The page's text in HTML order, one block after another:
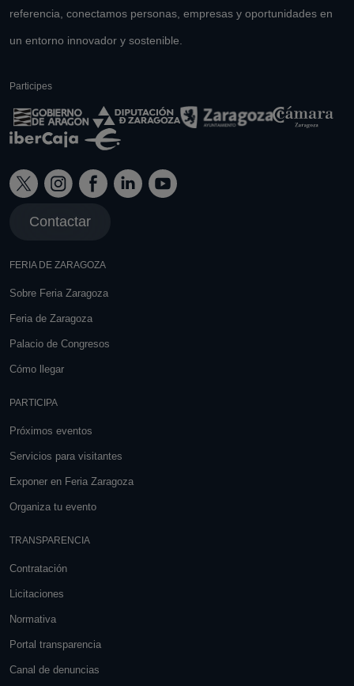
referencia, conectamos personas, empresas y oportunidades en
un entorno innovador y sostenible.
Participes
Contactar
FERIA DE ZARAGOZA
Sobre Feria Zaragoza
Feria de Zaragoza
Palacio de Congresos
Cómo llegar
PARTICIPA
Próximos eventos
Servicios para visitantes
Exponer en Feria Zaragoza
Organiza tu evento
TRANSPARENCIA
Contratación
Licitaciones
Normativa
Portal transparencia
Canal de denuncias